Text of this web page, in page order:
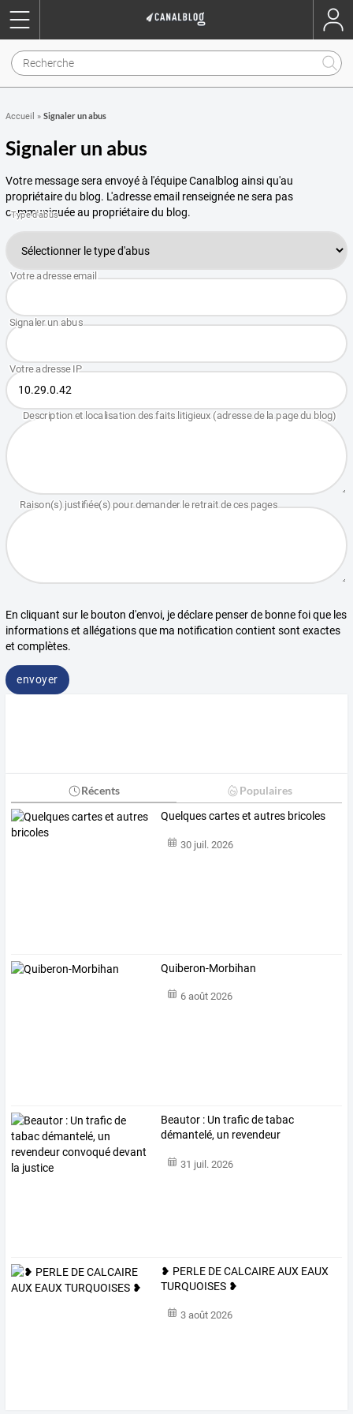
Accueil » Signaler un abus
Signaler un abus
Votre message sera envoyé à l'équipe Canalblog ainsi qu'au
propriétaire du blog. L'adresse email renseignée ne sera pas
communiquée au propriétaire du blog.
En cliquant sur le bouton d'envoi, je déclare penser de bonne foi que les
informations et allégations que ma notification contient sont exactes
et complètes.
envoyer
Récents Populaires
Quelques cartes et autres bricoles
30 juil. 2026
Quiberon-Morbihan
6 août 2026
Beautor : Un traficdetabac
démantelé, un revendeur
31 juil. 2026
❥ PERLE DE CALCAIRE AUX EAUX
TURQUOISES ❥
3 août 2026